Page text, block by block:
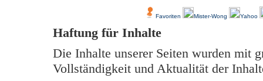
Favoriten Mister-Wong Yahoo
Haftung für Inhalte
Die Inhalte unserer Seiten wurden mit
Vollständigkeit und Aktualität der